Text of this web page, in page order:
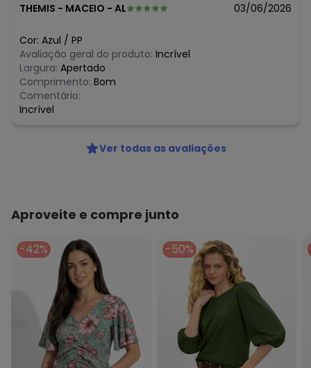
THEMIS - MACEIO - AL 03/06/2026
Cor: Azul / PP
Avaliação geral do produto: Incrível
Largura: Apertado
Comprimento: Bom
Comentário:
Incrível
Ver todas as avaliações
Aproveite e compre junto
-42% -50%